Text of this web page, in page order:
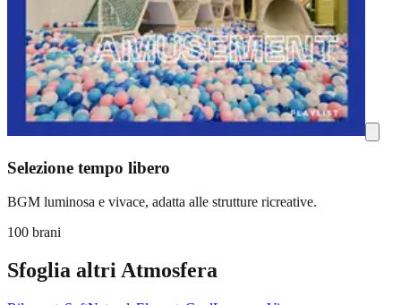
Selezione tempo libero
BGM luminosa e vivace, adatta alle strutture ricreative.
100 brani
Sfoglia altri Atmosfera